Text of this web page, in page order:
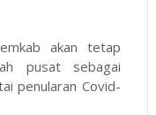
akan tetap
pusat sebagai
penularan Covid-